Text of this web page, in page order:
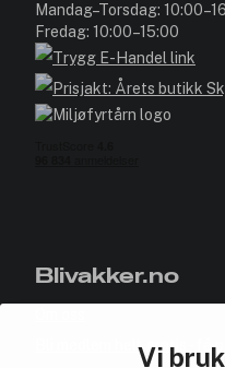
Vi
Mandag–Torsdag:
Fredag: 10:00–15:00
Blivakker.no
Bli medlem helt gratis - få